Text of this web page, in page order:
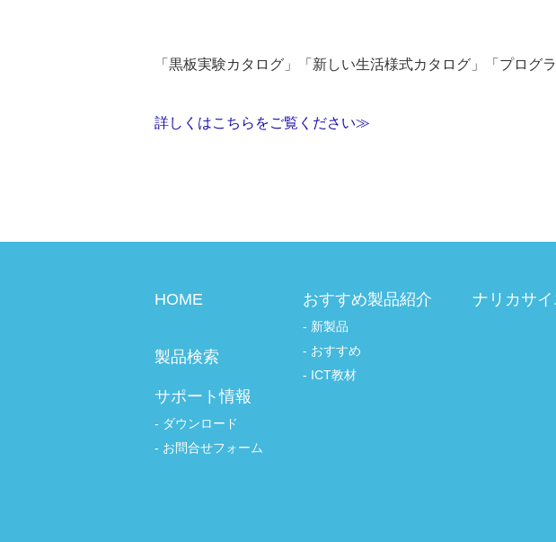
「黒板実験カタログ」「新しい生活様式カタログ」「プログ
詳しくはこちらをご覧ください≫
HOME
製品検索
サポート情報
ダウンロード
お問合せフォーム
おすすめ製品紹介
新製品
おすすめ
ICT教材
ナリカサ